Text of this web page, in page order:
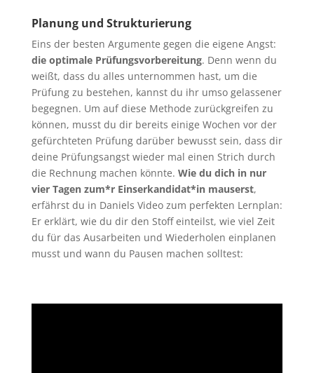
Planung und Strukturierung
Eins der besten Argumente gegen die eigene Angst:
die optimale Prüfungsvorbereitung. Denn wenn du
weißt, dass du alles unternommen hast, um die
Prüfung zu bestehen, kannst du ihr umso gelassener
begegnen. Um auf diese Methode zurückgreifen zu
können, musst du dir bereits einige Wochen vor der
gefürchteten Prüfung darüber bewusst sein, dass dir
deine Prüfungsangst wieder mal einen Strich durch
die Rechnung machen könnte. Wie du dich in nur
vier Tagen zum*r Einserkandidat*in mauserst,
erfährst du in Daniels Video zum perfekten Lernplan:
Er erklärt, wie du dir den Stoff einteilst, wie viel Zeit
du für das Ausarbeiten und Wiederholen einplanen
musst und wann du Pausen machen solltest: